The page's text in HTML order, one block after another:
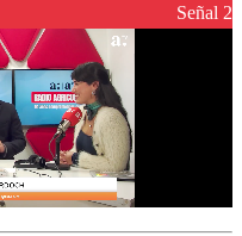
Señal 2